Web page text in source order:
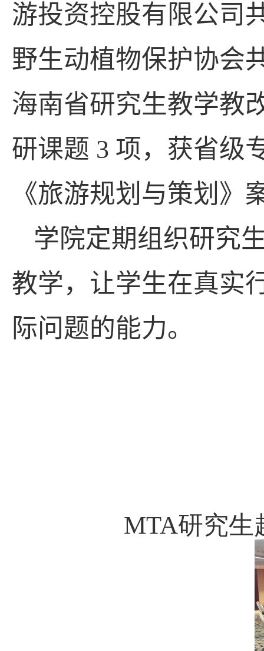
游投资控股有限公司
野生动植物保护协会
海南省研究生教学教
研课题 3 项，获省级
《旅游规划与策划》
学院定期组织研究
教学，让学生在真实
际问题的能力。
MTA研究生